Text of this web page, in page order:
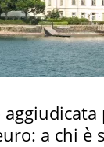
aggiudicata
a chi è